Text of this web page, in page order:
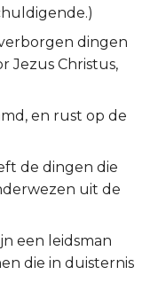
dingen
Jezus Christus,
en rust op de
de dingen die
uit de
een leidsman
die in duisternis